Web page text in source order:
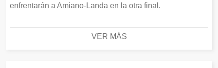
enfrentarán a Amiano-Landa en la otra final.
VER MÁS